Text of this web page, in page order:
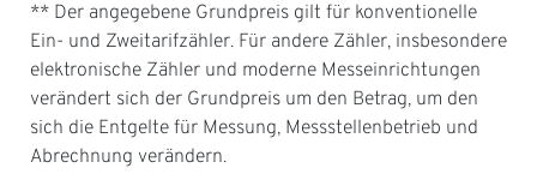
** Der angegebene Grundpreis gilt für konventionelle
Ein- und Zweitarifzähler. Für andere Zähler, insbesondere
elektronische Zähler und moderne Messeinrichtungen
verändert sich der Grundpreis um den Betrag, um den
sich die Entgelte für Messung, Messstellenbetrieb und
Abrechnung verändern.